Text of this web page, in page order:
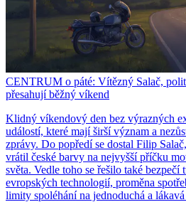
CENTRUM o páté: Vítězný Salač,
přesahují běžný víkend
Klidný víkendový den bez výrazných
událostí, které mají širší význam a
zprávy. Do popředí se dostal Filip
vrátil české barvy na nejvyšší příčku
světa. Vedle toho se řešilo také bezpečí
evropských technologií, proměna
limity spoléhání na jednoduchá a